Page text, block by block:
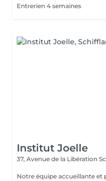
Entrerien 4 semaines
Institut Joelle
37, Avenue de la Libération
Notre équipe accueillante et